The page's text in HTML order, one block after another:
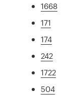
1668
171
174
242
1722
504